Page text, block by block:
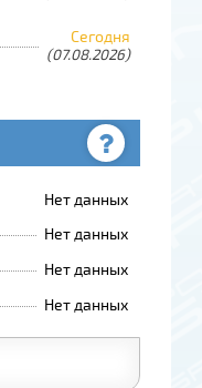
Сегодня
(07.08.2026)
Нет данных
Нет данных
Нет данных
Нет данных